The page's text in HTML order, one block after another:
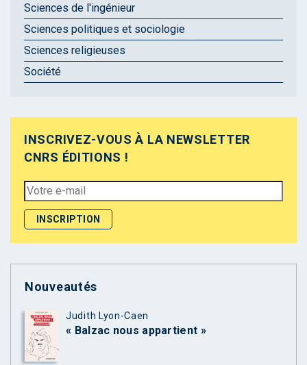
Sciences de l'ingénieur
Sciences politiques et sociologie
Sciences religieuses
Société
INSCRIVEZ-VOUS À LA NEWSLETTER
CNRS ÉDITIONS !
Nouveautés
Judith Lyon-Caen
« Balzac nous appartient »